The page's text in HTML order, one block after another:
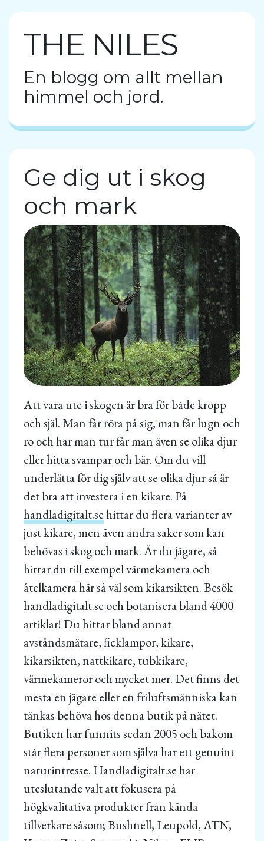
THE NILES
En blogg om allt mellan
himmel och jord.
Ge dig ut i skog
och mark
Att vara ute i skogen är bra för både kropp
och själ. Man får röra på sig, man får lugn och
ro och har man tur får man även se olika djur
eller hitta svampar och bär. Om du vill
underlätta för dig själv att se olika djur så är
det bra att investera i en kikare. På
handladigitalt.sehittar du flera varianter av
just kikare, men även andra saker som kan
behövas i skog och mark. Är du jägare, så
hittar du till exempel värmekamera och
åtelkamera här så väl som kikarsikten. Besök
handladigitalt.se och botanisera bland 4000
artiklar! Du hittar bland annat
avståndsmätare, ficklampor, kikare,
kikarsikten, nattkikare, tubkikare,
värmekameror och mycket mer. Det finns det
mesta en jägare eller en friluftsmänniska kan
tänkas behöva hos denna butik på nätet.
Butiken har funnits sedan 2005 och bakom
står flera personer som själva har ett genuint
naturintresse. Handladigitalt.se har
uteslutande valt att fokusera på
högkvalitativa produkter från kända
tillverkare såsom; Bushnell, Leupold, ATN,